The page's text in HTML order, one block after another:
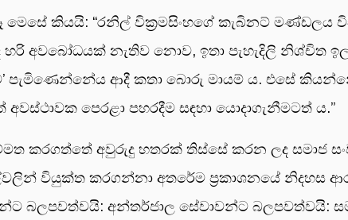
කියයි: “රනිල් වික්‍රමසිංහගේ කැබිනට් මණ්ඩලය
අවබෝධයක් නැතිව නොව, ඉතා පැහැදිලි නිශ්චිත
පැමිණෙන්නේය ආදී කතා බොරු මායම් ය. එසේ
පෙරළා පහරදීම සඳහා යොදාගැනීමටත් ය.”
කරගත්තේ අවුරුදු හතරක් තිස්සේ කරන ලද සමාජ
වියුක්ත කරගන්නා අතරේම ප්‍රකාශනයේ නිදහස
බලපවත්වයි: අන්තර්ජාල සේවාවන්ට බලපවත්වයි: